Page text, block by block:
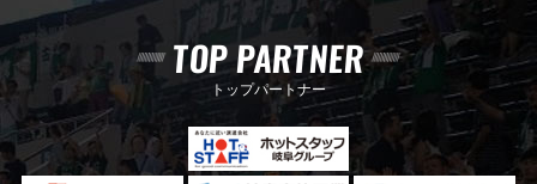
TOP PARTNER
トップパートナー